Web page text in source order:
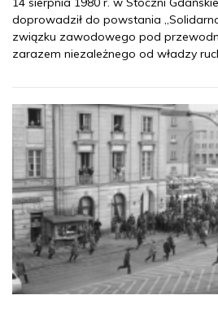
doprowadził do powstania
związku zawodowego pod
zarazem niezależnego od władzy